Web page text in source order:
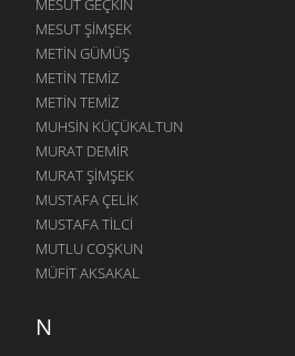
MESUT ŞIMŞEK
METIN GÜMÜŞ
METIN TEMIZ
METIN TEMIZ
MUHSIN KÜÇÜKALTUN
MURAT DEMIR
MURAT ŞIMŞEK
MUSTAFA ÇELIK
MUSTAFA TILCI
MUTLU COŞKUN
MÜFIT AKSAKAL
N